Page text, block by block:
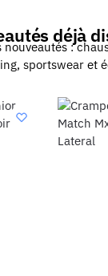
déjà
nouveautés :
, sportswearet